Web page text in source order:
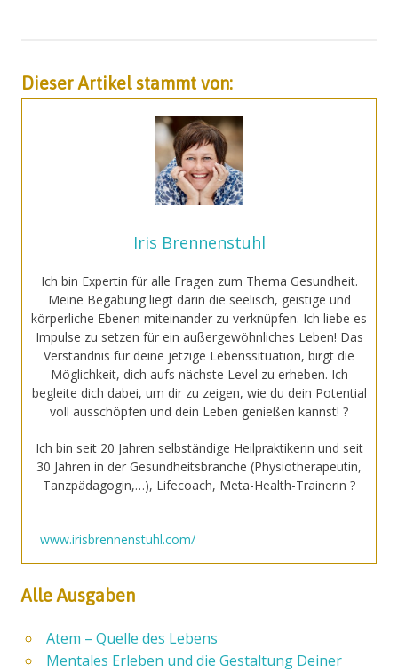
Iris
Dieser Artikel stammt von:
Iris Brennenstuhl
Ich bin Expertin für alle Fragen zum Thema Gesundheit.
Meine Begabung liegt darin die seelisch, geistige und
körperliche Ebenen miteinander zu verknüpfen. Ich liebe es
Impulse zu setzen für ein außergewöhnliches Leben! Das
Verständnis für deine jetzige Lebenssituation, birgt die
Möglichkeit, dich aufs nächste Level zu erheben. Ich
begleite dich dabei, um dir zu zeigen, wie du dein Potential
voll ausschöpfen und dein Leben genießen kannst! ?
Ich bin seit 20 Jahren selbständige Heilpraktikerin und seit
30 Jahren in der Gesundheitsbranche (Physiotherapeutin,
Tanzpädagogin,…), Lifecoach, Meta-Health-Trainerin ?
www.irisbrennenstuhl.com/
Alle Ausgaben
Atem – Quelle des Lebens
Mentales Erleben und die Gestaltung Deiner